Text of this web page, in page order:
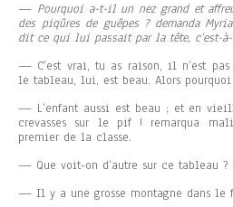
— Pourquoi a-t-il un nez grand et
des piqûres de guêpes ? demanda
dit ce qui lui passait par la tête, c’est-
— C’est vrai, tu as raison, il n’est pas
le tableau, lui, est beau. Alors pourquoi
— L’enfant aussi est beau ; et en
crevasses sur le pif ! remarqua
premier de la classe.
— Que voit-on d’autre sur ce tableau
— Il y a une grosse montagne dans le